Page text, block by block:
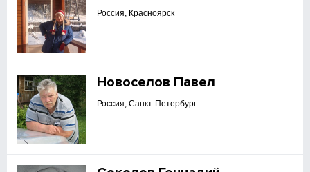
Россия, Красноярск
Новоселов Павел
Россия, Санкт-Петербург